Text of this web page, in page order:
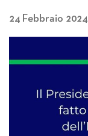
24 Febbraio 2024